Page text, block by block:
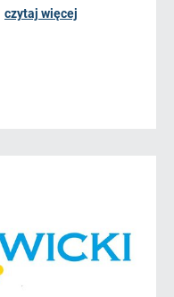
czytaj więcej